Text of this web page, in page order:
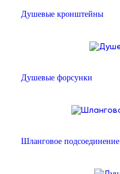
Душевые кронштейны
Душевые форсунки
Шланговое подсоединение